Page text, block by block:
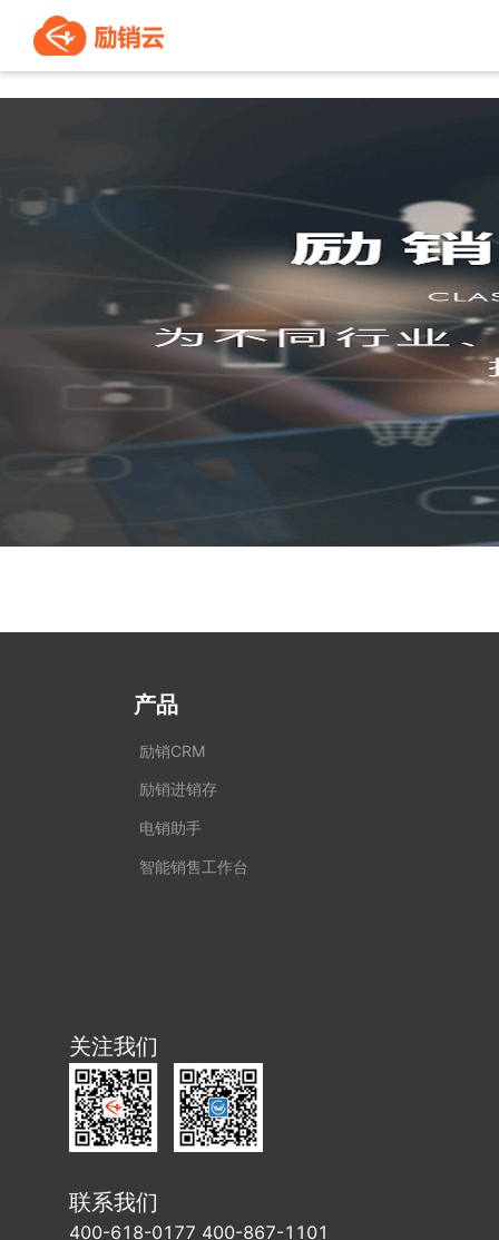
产品
励销CRM
励销进销存
电销助手
智能销售工作台
关注我们
联系我们
400-618-0177 400-867-1101